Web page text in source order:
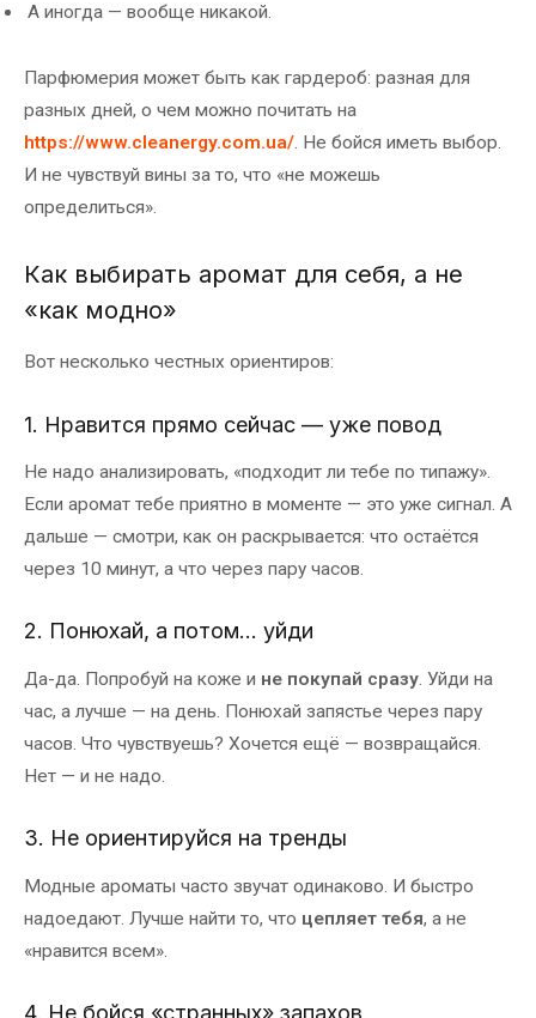
А иногда — вообще никакой.
Парфюмерия может быть как гардероб: разная для
разных дней, о чем можно почитать на
https://www.cleanergy.com.ua/. Не бойся иметь выбор.
И не чувствуй вины за то, что «не можешь
определиться».
Как выбирать аромат для себя, а не
«как модно»
Вот несколько честных ориентиров:
1. Нравится прямо сейчас — уже повод
Не надо анализировать, «подходит ли тебе по типажу».
Если аромат тебе приятно в моменте — это уже сигнал. А
дальше — смотри, как он раскрывается: что остаётся
через 10 минут, а что через пару часов.
2. Понюхай, а потом… уйди
Да-да. Попробуй на коже и не покупай сразу. Уйди на
час, а лучше — на день. Понюхай запястье через пару
часов. Что чувствуешь? Хочется ещё — возвращайся.
Нет — и не надо.
3. Не ориентируйся на тренды
Модные ароматы часто звучат одинаково. И быстро
надоедают. Лучше найти то, что цепляет тебя, а не
«нравится всем».
4. Не бойся «странных» запахов